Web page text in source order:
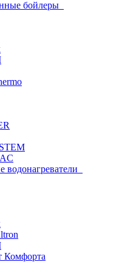
бойлеры
водонагреватели
Комфорта